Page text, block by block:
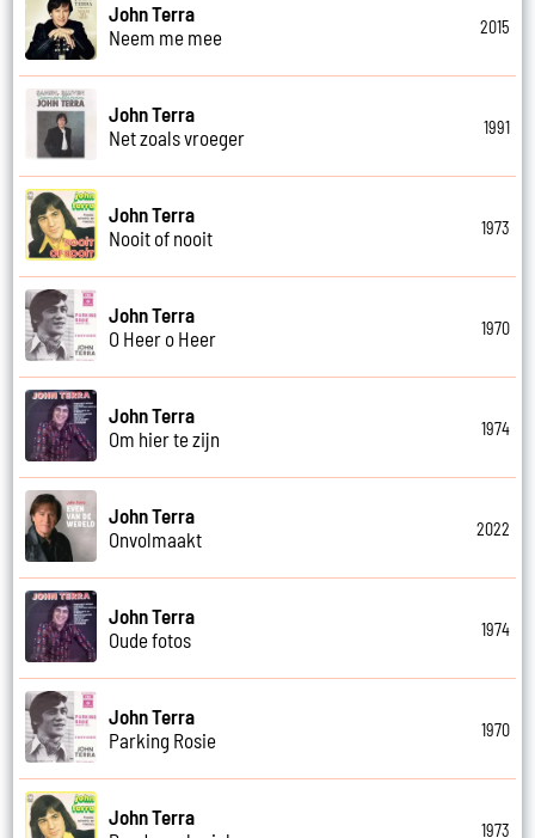
John Terra
Neem me mee
2015
John Terra
Net zoals vroeger
1991
John Terra
Nooit of nooit
1973
John Terra
O Heer o Heer
1970
John Terra
Om hier te zijn
1974
John Terra
Onvolmaakt
2022
John Terra
Oude fotos
1974
John Terra
Parking Rosie
1970
John Terra
1973